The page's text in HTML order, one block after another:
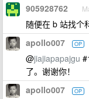
905928762
随便在 b 站找个
apollo007 OP
@jiajiapapajgu
了。谢谢你！
apollo007 OP